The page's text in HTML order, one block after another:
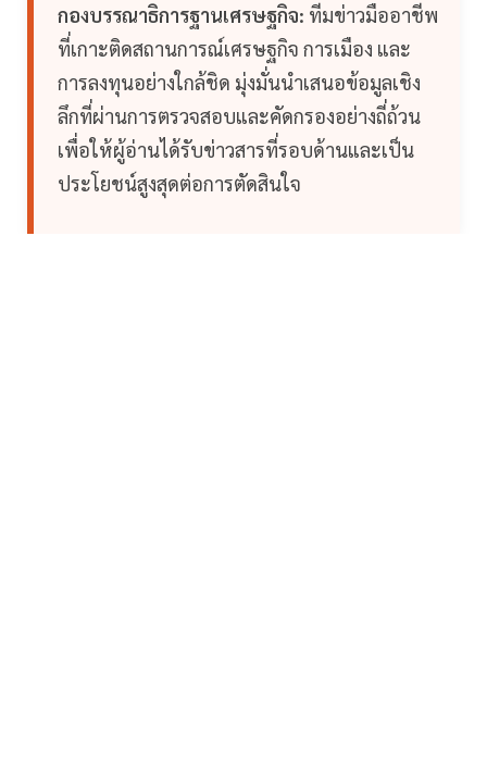
กองบรรณาธิการฐานเศรษฐกิจ: ทีมข่าวมืออาชีพ
ที่เกาะติดสถานการณ์เศรษฐกิจ การเมือง และ
การลงทุนอย่างใกล้ชิด มุ่งมั่นนำเสนอข้อมูลเชิง
ลึกที่ผ่านการตรวจสอบและคัดกรองอย่างถี่ถ้วน
เพื่อให้ผู้อ่านได้รับข่าวสารที่รอบด้านและเป็น
ประโยชน์สูงสุดต่อการตัดสินใจ